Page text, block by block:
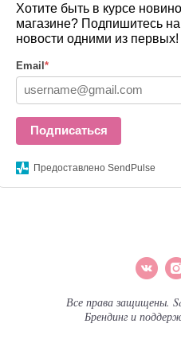
Хотите быть в курсе
магазине? Подпишитесь
новости одними из первых!
Email *
Подписаться
Предоставлено SendPulse
Все права защищены.
Брендинг и